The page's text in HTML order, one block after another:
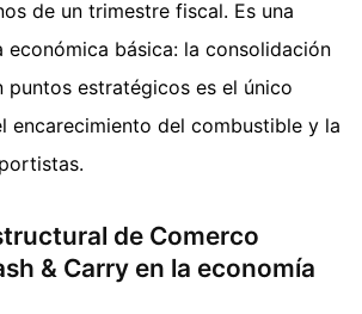
de un trimestre fiscal. Es una
económica básica: la consolidación
puntos estratégicos es el único
encarecimiento del combustible y la
de Comerco
& Carry en la economía